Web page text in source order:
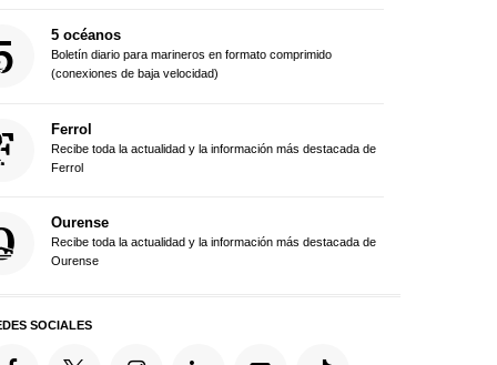
5 océanos
Boletín diario para marineros en formato comprimido
(conexiones de baja velocidad)
Ferrol
Recibe toda la actualidad y la información más destacada de
Ferrol
Ourense
Recibe toda la actualidad y la información más destacada de
Ourense
SOCIALES